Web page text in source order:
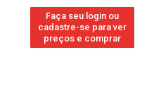
Faça seu login ou
cadastre-se para ver
preços e comprar